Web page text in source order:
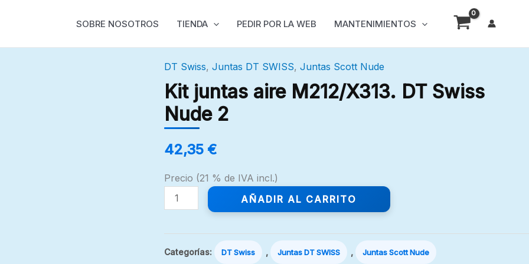
SOBRE NOSOTROS TIENDA PEDIR POR LA WEB MANTENIMIENTOS
DT Swiss, Juntas DT SWISS, Juntas Scott Nude
Kit juntas aire M212/X313. DT Swiss
Nude 2
42,35 €
Precio (21 % de IVA incl.)
Kit
juntas
aire
M212/X313.
Swiss
2
cantidad
AÑADIR AL CARRITO
Categorías: DT Swiss , Juntas DT SWISS , Juntas Scott Nude